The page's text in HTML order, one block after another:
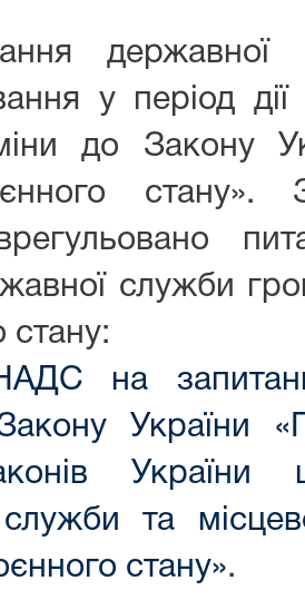
у період
до Закону
стану».
служби
стану:
НАДС на
України
України
та
стану».